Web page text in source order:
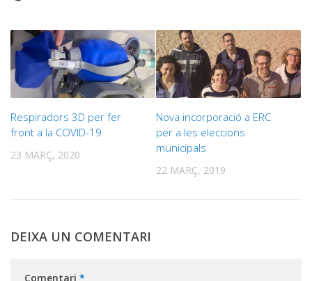
Respiradors 3D per fer
front a la COVID-19
23 MARÇ, 2020
Nova incorporació a ERC
per a les eleccions
municipals
22 MARÇ, 2019
DEIXA UN COMENTARI
Comentari *